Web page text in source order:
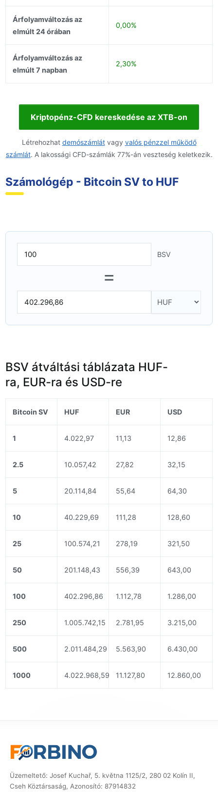
Árfolyamváltozás az
elmúlt 24 órában
0,00%
Árfolyamváltozás az
elmúlt 7 napban
2,30%
Kriptopénz-CFD kereskedése az XTB-on
Létrehozhat demószámlátvagy valós pénzzel működő
számlát. A lakossági CFD-számlák 77%-án veszteség keletkezik.
Számológép - Bitcoin SV to HUF
BSV
=
BSV átváltási táblázata HUF-
ra, EUR-ra és USD-re
Bitcoin SV HUF EUR USD
1 4.022,97 11,13 12,86
2.5 10.057,42 27,82 32,15
5 20.114,84 55,64 64,30
10 40.229,69 111,28 128,60
25 100.574,21 278,19 321,50
50 201.148,43 556,39 643,00
100 402.296,86 1.112,78 1.286,00
250 1.005.742,15 2.781,95 3.215,00
500 2.011.484,29 5.563,90 6.430,00
1000 4.022.968,59 11.127,80 12.860,00
Üzemeltető: Josef Kuchař, 5. května 1125/2, 280 02 Kolín II,
Cseh Köztársaság, Azonosító: 87914832